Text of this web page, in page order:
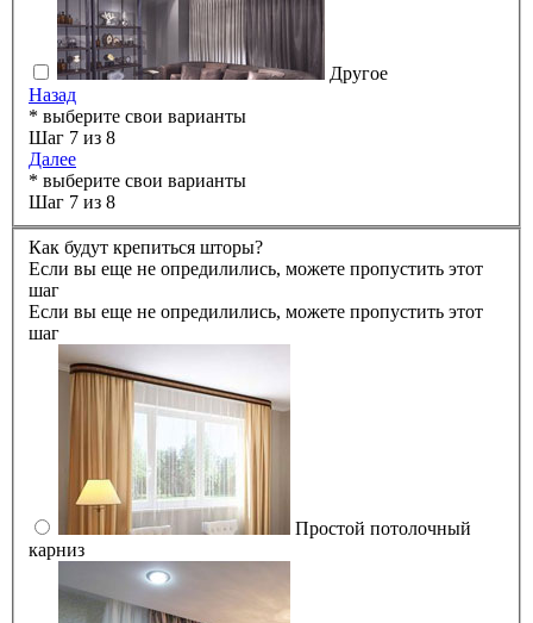
Другое
Назад
* выберите свои варианты
Шаг 7 из 8
Далее
* выберите свои варианты
Шаг 7 из 8
Как будут крепиться шторы?
Если вы еще не опредилились, можете пропустить этот
шаг
Если вы еще не опредилились, можете пропустить этот
шаг
Простой потолочный
карниз